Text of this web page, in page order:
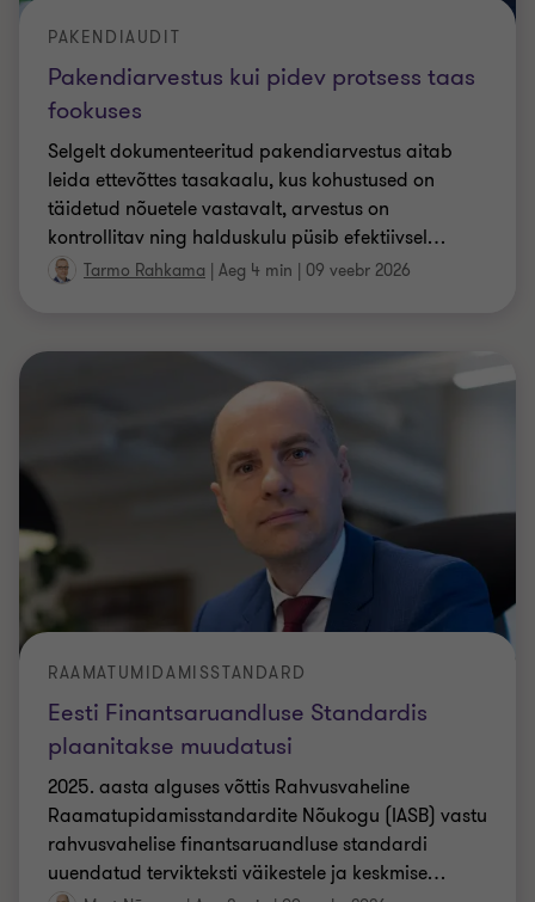
leida ettevõttes tasakaalu, kus kohustused on
täidetud nõuetele vastavalt, arvestus on
kontrollitav ning halduskulu püsib efektiivsel
Tarmo Rahkama Aeg 4 min 09 veebr 2026
Eesti Finantsaruandluse Standardis
plaanitakse muudatusi
RAAMATUMIDAMISSTANDARD
Raamatupidamisstandardite Nõukogu (IASB) vastu
rahvusvahelise finantsaruandluse standardi
uuendatud tervikteksti väikestele ja keskmise
Mart Nõmper Aeg 3 min | 09 veebr 2026